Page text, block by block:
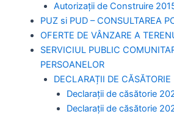
Autorizaţii de Construire
PUZ si PUD – CONSULTAREA
OFERTE DE VÂNZARE A
SERVICIUL PUBLIC
PERSOANELOR
DECLARAȚII DE CĂSĂTORIE
Declarații de căsătorie
Declarații de căsătorie